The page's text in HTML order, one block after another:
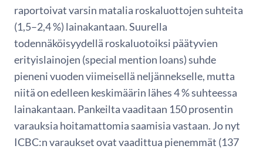
raportoivat varsin matalia roskaluottojen suhteita
(1,5–2,4 %) lainakantaan. Suurella
todennäköisyydellä roskaluotoiksi päätyvien
erityislainojen (special mention loans) suhde
pieneni vuoden viimeisellä neljännekselle, mutta
niitä on edelleen keskimäärin lähes 4 % suhteessa
lainakantaan. Pankeilta vaaditaan 150 prosentin
varauksia hoitamattomia saamisia vastaan. Jo nyt
ICBC:n varaukset ovat vaadittua pienemmät (137